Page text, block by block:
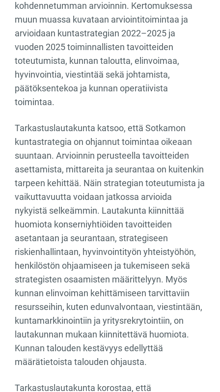
kohdennetumman arvioinnin. Kertomuksessa
muun muassa kuvataan arviointitoimintaa ja
arvioidaan kuntastrategian 2022–2025 ja
vuoden 2025 toiminnallisten tavoitteiden
toteutumista, kunnan taloutta, elinvoimaa,
hyvinvointia, viestintää sekä johtamista,
päätöksentekoa ja kunnan operatiivista
toimintaa.
Tarkastuslautakunta katsoo, että Sotkamon
kuntastrategia on ohjannut toimintaa oikeaan
suuntaan. Arvioinnin perusteella tavoitteiden
asettamista, mittareita ja seurantaa on kuitenkin
tarpeen kehittää. Näin strategian toteutumista ja
vaikuttavuutta voidaan jatkossa arvioida
nykyistä selkeämmin. Lautakunta kiinnittää
huomiota konserniyhtiöiden tavoitteiden
asetantaan ja seurantaan, strategiseen
riskienhallintaan, hyvinvointityön yhteistyöhön,
henkilöstön ohjaamiseen ja tukemiseen sekä
strategisten osaamisten määrittelyyn. Myös
kunnan elinvoiman kehittämiseen tarvittaviin
resursseihin, kuten edunvalvontaan, viestintään,
kuntamarkkinointiin ja yritysrekrytointiin, on
lautakunnan mukaan kiinnitettävä huomiota.
Kunnan talouden kestävyys edellyttää
määrätietoista talouden ohjausta.
Tarkastuslautakunta korostaa, että